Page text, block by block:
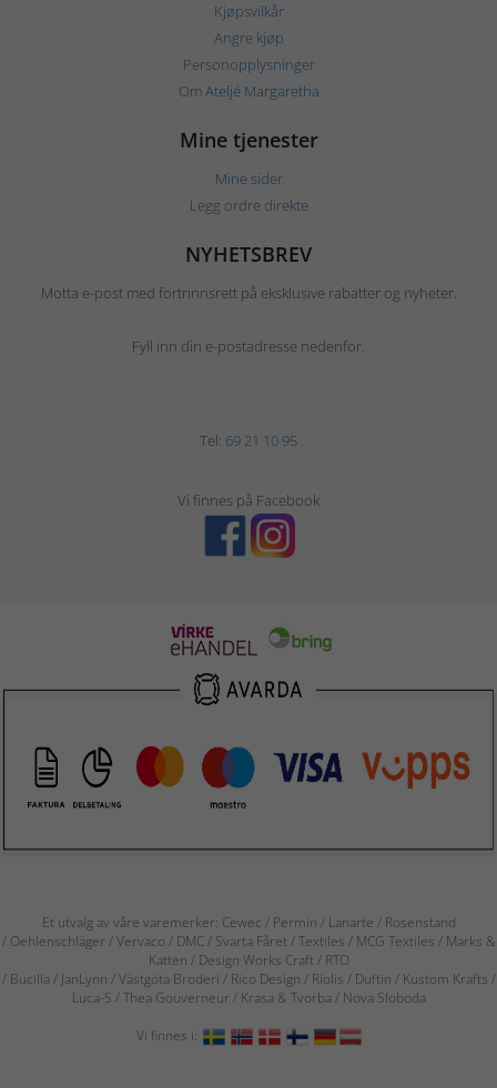
Kjøpsvilkår
Angre kjøp
Personopplysninger
Om Ateljé Margaretha
Mine tjenester
Mine sider
Legg ordre direkte
NYHETSBREV
Motta e-post med fortrinnsrett på eksklusive rabatter og nyheter.
Fyll inn din e-postadresse nedenfor.
Tel: 69 21 10 95
Vi finnes på Facebook
Et utvalg av våre varemerker: Cewec / Permin / Lanarte / Rosenstand
/ Oehlenschläger / Vervaco / DMC / Svarta Fåret / Textiles / MCG Textiles / Marks &
Katten / Design Works Craft / RTO
/ Bucilla / JanLynn / Västgöta Broderi / Rico Design / Riolis / Duftin / Kustom Krafts /
Luca-S / Thea Gouverneur / Krasa & Tvorba / Nova Sloboda
Vi finnes i: